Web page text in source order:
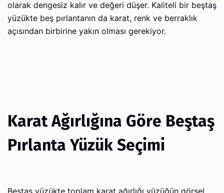
olarak dengesiz kalır ve değeri düşer. Kaliteli bir beştaş
yüzükte beş pırlantanın da karat, renk ve berraklık
açısından birbirine yakın olması gerekiyor.
Karat Ağırlığına Göre Beştaş
Pırlanta Yüzük Seçimi